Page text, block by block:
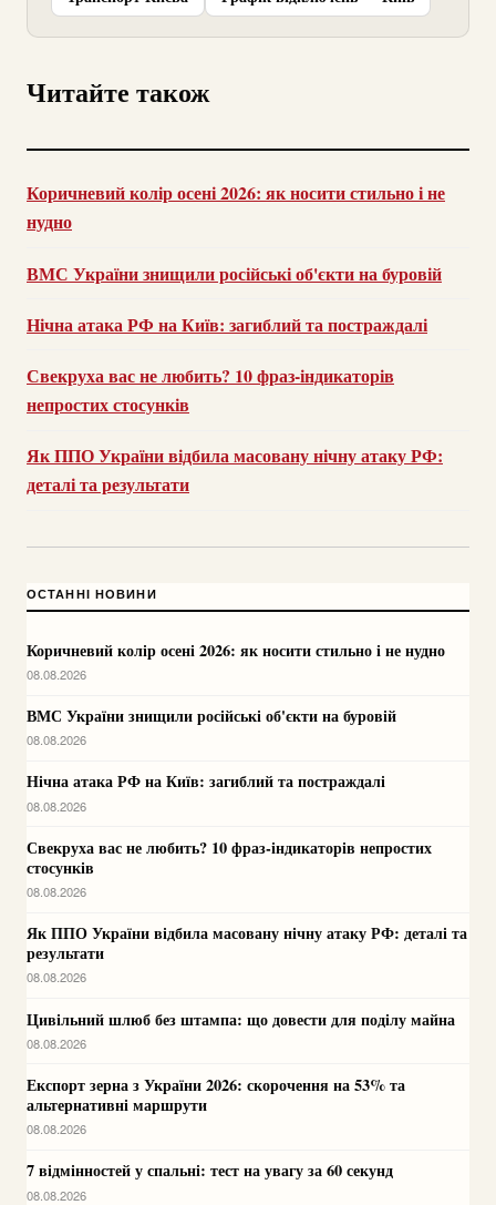
Читайте також
Коричневий колір осені 2026: як носити стильно і не
нудно
ВМС України знищили російські об'єкти на буровій
Нічна атака РФ на Київ: загиблий та постраждалі
Свекруха вас не любить? 10 фраз-індикаторів
непростих стосунків
Як ППО України відбила масовану нічну атаку РФ:
деталі та результати
ОСТАННІ НОВИНИ
Коричневий колір осені 2026: як носити стильно і не нудно
08.08.2026
ВМС України знищили російські об'єкти на буровій
08.08.2026
Нічна атака РФ на Київ: загиблий та постраждалі
08.08.2026
Свекруха вас не любить? 10 фраз-індикаторів непростих
стосунків
08.08.2026
Як ППО України відбила масовану нічну атаку РФ: деталі та
результати
08.08.2026
Цивільний шлюб без штампа: що довести для поділу майна
08.08.2026
Експорт зерна з України 2026: скорочення на 53% та
альтернативні маршрути
08.08.2026
7 відмінностей у спальні: тест на увагу за 60 секунд
08.08.2026